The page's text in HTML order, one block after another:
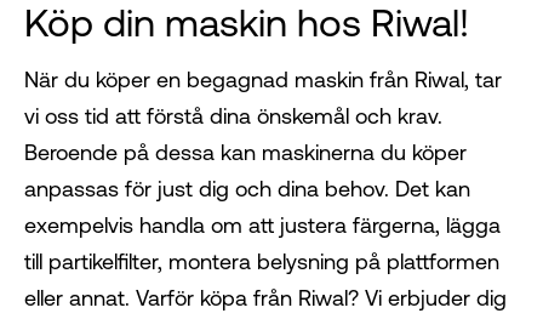
Köp din maskin hos Riwal!
När du köper en begagnad maskin från Riwal, tar
vi oss tid att förstå dina önskemål och krav.
Beroende på dessa kan maskinerna du köper
anpassas för just dig och dina behov. Det kan
exempelvis handla om att justera färgerna, lägga
till partikelfilter, montera belysning på plattformen
eller annat. Varför köpa från Riwal? Vi erbjuder dig